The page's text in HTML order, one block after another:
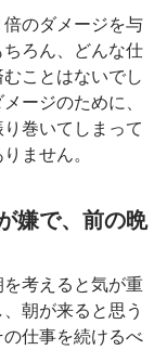
のダメージを与
ろん、どんな仕
ことはないでし
ージのために、
巻いてしまって
ません。
嫌で、前の晩
考えると気が重
朝が来ると思う
仕事を続けるべ